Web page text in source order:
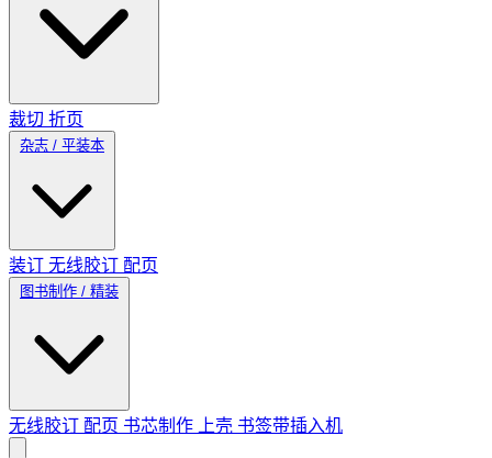
裁切 折页
杂志 / 平装本
装订 无线胶订 配页
图书制作 / 精装
无线胶订 配页 书芯制作 上壳 书签带插入机